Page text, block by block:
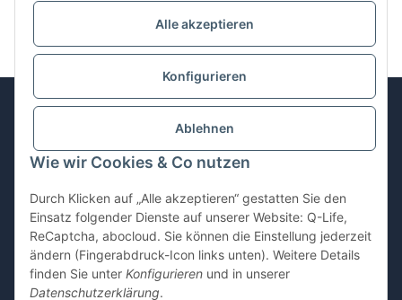
Alle akzeptieren
Konfigurieren
Ablehnen
Wie wir Cookies & Co nutzen
Durch Klicken auf „Alle akzeptieren“ gestatten Sie den
Einsatz folgender Dienste auf unserer Website: Q-Life,
ReCaptcha, abocloud. Sie können die Einstellung jederzeit
ändern (Fingerabdruck-Icon links unten). Weitere Details
finden Sie unter Konfigurieren und in unserer
Datenschutzerklärung.
letzte Aktualisierung: 01.01.2022
Informationen
Gesetzliche Informationen
Vertrag widerrufen
* Alle Preise inkl. gesetzlicher USt., zzgl.